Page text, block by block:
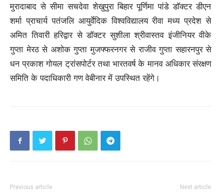
मुरादाबाद से सीमा सचदेवा शेखुपुरा बिहार पूर्णिमा पांडे डॉक्टर डीएन
शर्मा प्राचार्य पतंजलि आयुर्वेदिक विश्वविद्यालय रीवा मध्य प्रदेश से
अमित तिवारी हरिद्वार से डॉक्टर सुशीला श्रीवास्तव इंजीनियर वीके
गुप्ता मेरठ से अशोक गुप्ता मुजफ्फरनगर से राजीव गुप्ता सहारनपुर से
धन प्रकाश गोयल ट्रांसपोर्टर तथा भारतवर्ष के मानव अधिकार संरक्षण
समिति के पदाधिकारी गण वेबीनार में उपस्थित रहेंगे।
Previous article Next article